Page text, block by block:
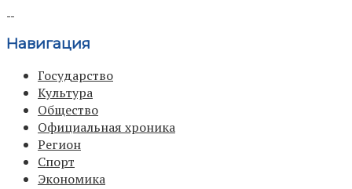
Навигация
Государство
Культура
Общество
Официальная хроника
Регион
Спорт
Экономика